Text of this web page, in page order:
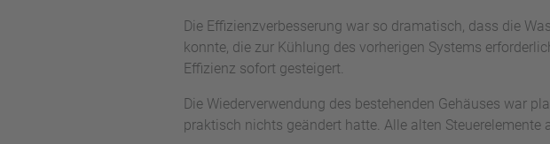
Die Effizienzverbesserung war so dramatisch, dass die
konnte, die zur Kühlung des vorherigen Systems
Effizienz sofort gesteigert.
Die Wiederverwendung des bestehenden Gehäuses war
praktisch nichts geändert hatte. Alle alten